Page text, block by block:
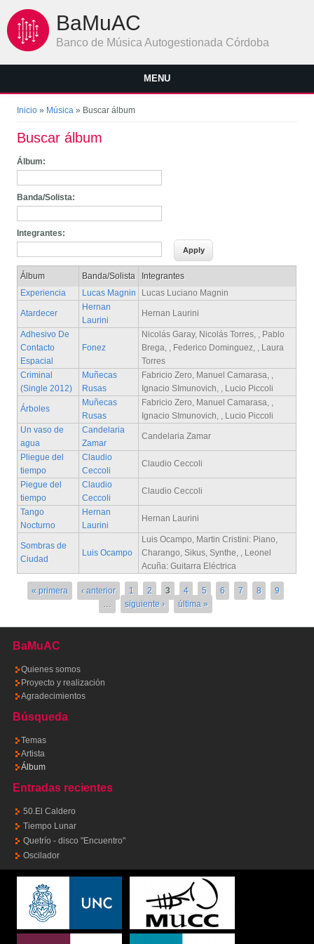
BaMuAC
Banco de Música Autogestionada Córdoba
MENU
Se encuentra usted aquí
Inicio » Música » Buscar álbum
Buscar álbum
Álbum:
Banda/Solista:
Integrantes:
Álbum Banda/Solista
Integrantes
Experiencia
Lucas Magnin Lucas Luciano Magnin
Atardecer
Hernan
Laurini
Hernan Laurini
Adhesivo De
Contacto
Espacial
Fonez
Nicolás Garay, Nicolás Torres, , Pablo
Brega, , Federico Dominguez, , Laura
Torres
Criminal
(Single 2012)
Muñecas
Rusas
Fabricio Zero, Manuel Camarasa, ,
Ignacio SImunovich, , Lucio Piccoli
Árboles
Muñecas
Rusas
Fabricio Zero, Manuel Camarasa, ,
Ignacio SImunovich, , Lucio Piccoli
Un vaso de
agua
Candelaria
Zamar
Candelaria Zamar
Pliegue del
tiempo
Claudio
Ceccoli
Claudio Ceccoli
Piegue del
tiempo
Claudio
Ceccoli
Claudio Ceccoli
Tango
Nocturno
Hernan
Laurini
Hernan Laurini
Sombras de
Ciudad
Luis Ocampo
Luis Ocampo, Martin Cristini: Piano,
Charango, Sikus, Synthe, , Leonel
Acuña: Guitarra Eléctrica
Páginas
« primera ‹ anterior 1 2 3 4 5 6 7 8
9
…
siguiente › última »
BaMuAC
Quienes somos
Proyecto y realización
Agradecimientos
Búsqueda
Temas
Artista
Álbum
Entradas recientes
50.El Caldero
Tiempo Lunar
Quetrío - disco "Encuentro"
Oscilador